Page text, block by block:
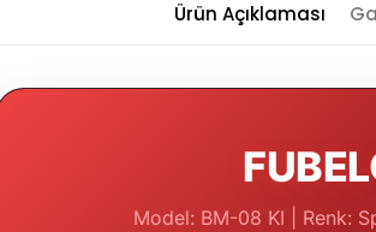
Ürün Açıklaması
Model: BM-08 KI | Renk: